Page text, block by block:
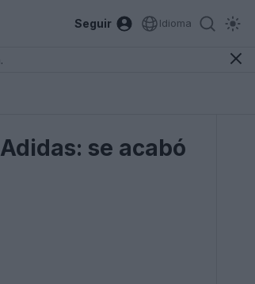
Seguir Idioma
se acabó